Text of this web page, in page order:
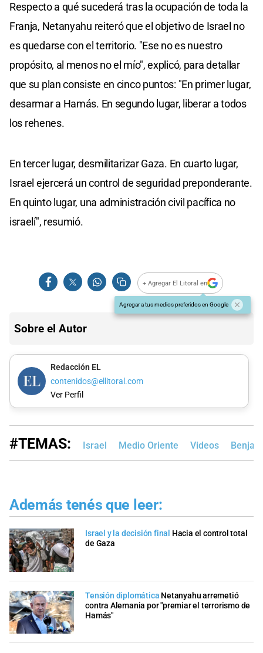
Respecto a qué sucederá tras la ocupación de toda la
Franja, Netanyahu reiteró que el objetivo de Israel no
es quedarse con el territorio. "Ese no es nuestro
propósito, al menos no el mío", explicó, para detallar
que su plan consiste en cinco puntos: "En primer lugar,
desarmar a Hamás. En segundo lugar, liberar a todos
los rehenes.
En tercer lugar, desmilitarizar Gaza. En cuarto lugar,
Israel ejercerá un control de seguridad preponderante.
En quinto lugar, una administración civil pacífica no
israelí", resumió.
+ Agregar El Litoral en
Agregar a tus medios preferidos en Google
Sobre el Autor
Redacción EL
contenidos@ellitoral.com
Ver Perfil
#TEMAS: Israel Medio Oriente Videos
Además tenés que leer:
Israel y la decisión final Hacia el control total
de Gaza
Tensión diplomática Netanyahu arremetió
contra Alemania por "premiar el terrorismo de
Hamás"